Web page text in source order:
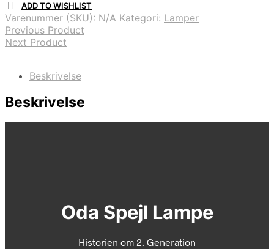
ADD TO WISHLIST
Varenummer (SKU): N/A Kategori: Lamper
Previous Product
Next Product
Beskrivelse
Beskrivelse
Oda Spejl Lampe
Historien om 2. Generation